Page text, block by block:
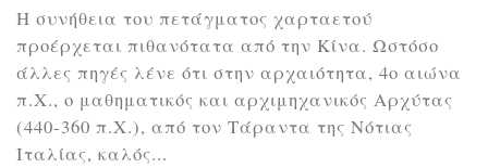
Η συνήθεια του πετάγματος χαρταετού
προέρχεται πιθανότατα από την Κίνα. Ωστόσο
άλλες πηγές λένε ότι στην αρχαιότητα, 4ο αιώνα
π.Χ., ο μαθηματικός και αρχιμηχανικός Αρχύτας
(440-360 π.Χ.), από τον Τάραντα της Νότιας
Ιταλίας, καλός...